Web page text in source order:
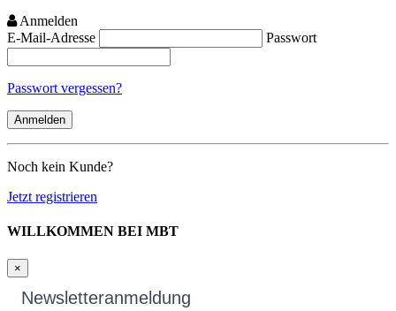
Anmelden
E-Mail-Adresse
Passwort
Passwort vergessen?
Noch kein Kunde?
Jetzt registrieren
WILLKOMMEN BEI MBT
×
Newsletteranmeldung